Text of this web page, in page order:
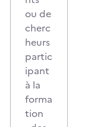
ou de
cherc
heurs
partic
ipant
à la
forma
tion